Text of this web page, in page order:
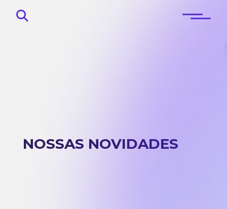
Blog
NOSSAS NOVIDADES